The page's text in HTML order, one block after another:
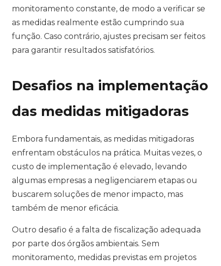
monitoramento constante, de modo a verificar se
as medidas realmente estão cumprindo sua
função. Caso contrário, ajustes precisam ser feitos
para garantir resultados satisfatórios.
Desafios na implementação
das medidas mitigadoras
Embora fundamentais, as medidas mitigadoras
enfrentam obstáculos na prática. Muitas vezes, o
custo de implementação é elevado, levando
algumas empresas a negligenciarem etapas ou
buscarem soluções de menor impacto, mas
também de menor eficácia.
Outro desafio é a falta de fiscalização adequada
por parte dos órgãos ambientais. Sem
monitoramento, medidas previstas em projetos